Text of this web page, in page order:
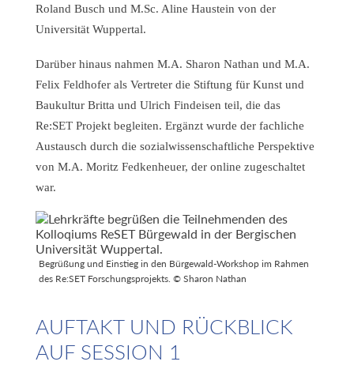
Roland Busch und M.Sc. Aline Haustein von der
Universität Wuppertal.
Darüber hinaus nahmen M.A. Sharon Nathan und M.A.
Felix Feldhofer als Vertreter die Stiftung für Kunst und
Baukultur Britta und Ulrich Findeisen teil, die das
Re:SET Projekt begleiten. Ergänzt wurde der fachliche
Austausch durch die sozialwissenschaftliche Perspektive
von M.A. Moritz Fedkenheuer, der online zugeschaltet
war.
Begrüßung und Einstieg in den Bürgewald-Workshop im Rahmen
des Re:SET Forschungsprojekts. © Sharon Nathan
AUFTAKT UND RÜCKBLICK
AUF SESSION 1